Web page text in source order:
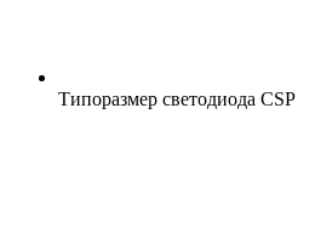
Типоразмер светодиода CSP